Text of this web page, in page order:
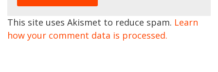
This site uses Akismet to reduce spam. Learn
how your comment data is processed.